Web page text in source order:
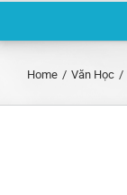
Home / Văn Học /